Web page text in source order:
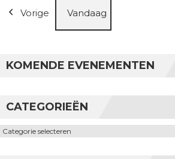
Vorige Vandaag
KOMENDE EVENEMENTEN
CATEGORIEËN
Categorieën